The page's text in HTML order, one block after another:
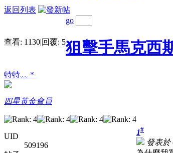
返回列表
查看: 1130|回覆: 5
go
狙擊手馬克西
特特﹏＊
四星黃金會員
UID
509196
1#
發表於